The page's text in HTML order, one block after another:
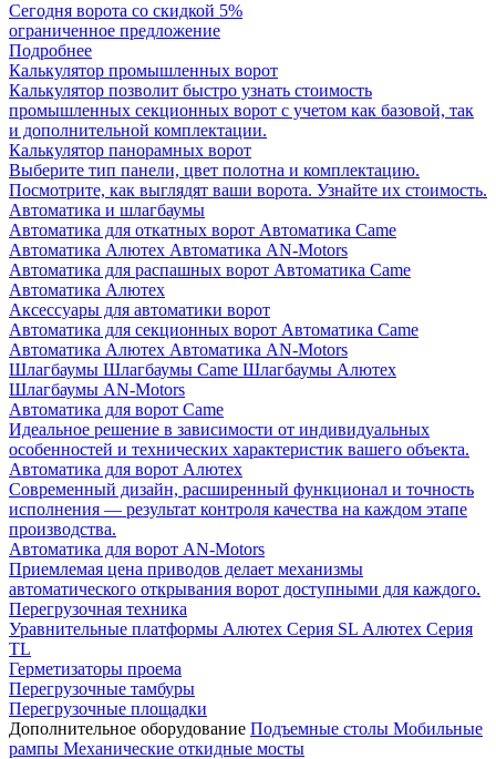
Сегодня ворота со скидкой 5%
ограниченное предложение
Подробнее
Калькулятор промышленных ворот
Калькулятор позволит быстро узнать стоимость
промышленных секционных ворот с учетом как базовой, так
и дополнительной комплектации.
Калькулятор панорамных ворот
Выберите тип панели, цвет полотна и комплектацию.
Посмотрите, как выглядят ваши ворота. Узнайте их стоимость.
Автоматика и шлагбаумы
Автоматика для откатных ворот Автоматика Came
Автоматика Алютех Автоматика AN-Motors
Автоматика для распашных ворот Автоматика Came
Автоматика Алютех
Аксессуары для автоматики ворот
Автоматика для секционных ворот Автоматика Came
Автоматика Алютех Автоматика AN-Motors
Шлагбаумы Шлагбаумы Came Шлагбаумы Алютех
Шлагбаумы AN-Motors
Автоматика для ворот Came
Идеальное решение в зависимости от индивидуальных
особенностей и технических характеристик вашего объекта.
Автоматика для ворот Алютех
Современный дизайн, расширенный функционал и точность
исполнения — результат контроля качества на каждом этапе
производства.
Автоматика для ворот AN-Motors
Приемлемая цена приводов делает механизмы
автоматического открывания ворот доступными для каждого.
Перегрузочная техника
Уравнительные платформы Алютех Серия SL Алютех Серия
TL
Герметизаторы проема
Перегрузочные тамбуры
Перегрузочные площадки
Дополнительное оборудование Подъемные столы Мобильные
рампы Механические откидные мосты